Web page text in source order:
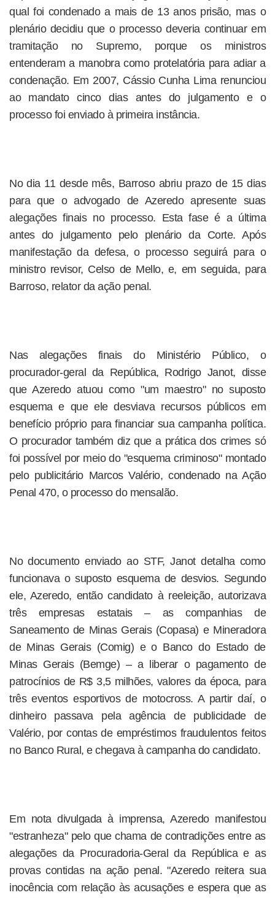
qual foi condenado a mais de 13 anos prisão, mas o
plenário decidiu que o processo deveria continuar em
tramitação no Supremo, porque os ministros
entenderam a manobra como protelatória para adiar a
condenação. Em 2007, Cássio Cunha Lima renunciou
ao mandato cinco dias antes do julgamento e o
processo foi enviado à primeira instância.
No dia 11 desde mês, Barroso abriu prazo de 15 dias
para que o advogado de Azeredo apresente suas
alegações finais no processo. Esta fase é a última
antes do julgamento pelo plenário da Corte. Após
manifestação da defesa, o processo seguirá para o
ministro revisor, Celso de Mello, e, em seguida, para
Barroso, relator da ação penal.
Nas alegações finais do Ministério Público, o
procurador-geral da República, Rodrigo Janot, disse
que Azeredo atuou como "um maestro" no suposto
esquema e que ele desviava recursos públicos em
benefício próprio para financiar sua campanha política.
O procurador também diz que a prática dos crimes só
foi possível por meio do "esquema criminoso" montado
pelo publicitário Marcos Valério, condenado na Ação
Penal 470, o processo do mensalão.
No documento enviado ao STF, Janot detalha como
funcionava o suposto esquema de desvios. Segundo
ele, Azeredo, então candidato à reeleição, autorizava
três empresas estatais – as companhias de
Saneamento de Minas Gerais (Copasa) e Mineradora
de Minas Gerais (Comig) e o Banco do Estado de
Minas Gerais (Bemge) – a liberar o pagamento de
patrocínios de R$ 3,5 milhões, valores da época, para
três eventos esportivos de motocross. A partir daí, o
dinheiro passava pela agência de publicidade de
Valério, por contas de empréstimos fraudulentos feitos
no Banco Rural, e chegava à campanha do candidato.
Em nota divulgada à imprensa, Azeredo manifestou
"estranheza" pelo que chama de contradições entre as
alegações da Procuradoria-Geral da República e as
provas contidas na ação penal. "Azeredo reitera sua
inocência com relação às acusações e espera que as